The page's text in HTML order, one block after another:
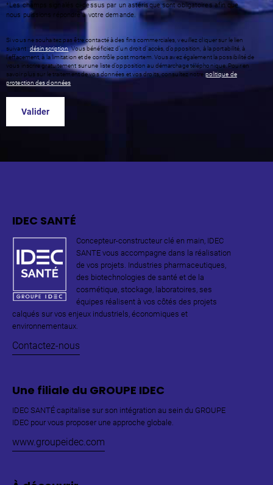
*Les champs signalés ci-dessus par un astérisque sont obligatoires afin que
nous puissions répondre à votre demande.
Si vous ne souhaitez pas être contacté à des fins commerciales, veuillez cliquer sur le lien
suivant :désinscription. Vous bénéficiez d’un droit d’accès, d’opposition, à la portabilité, à
l’effacement, à la limitation et de contrôle post mortem. Vous avez également la possibilité de
vous inscrire gratuitement sur une liste d’opposition au démarchage téléphonique. Pour en
savoir plus sur le traitement de vos données et vos droits, consultez notre politique de
protection des données
IDEC SANTÉ
Concepteur-constructeur clé en main, IDEC
SANTE vous accompagne dans la réalisation
de vos projets. Industries pharmaceutiques,
des biotechnologies de santé et de la
cosmétique, stockage, laboratoires, ses
équipes réalisent à vos côtés des projets
calqués sur vos enjeux industriels, économiques et
environnementaux.
Contactez-nous
Une filiale du GROUPE IDEC
IDEC SANTÉ capitalise sur son intégration au sein du GROUPE
IDEC pour vous proposer une approche globale.
www.groupeidec.com